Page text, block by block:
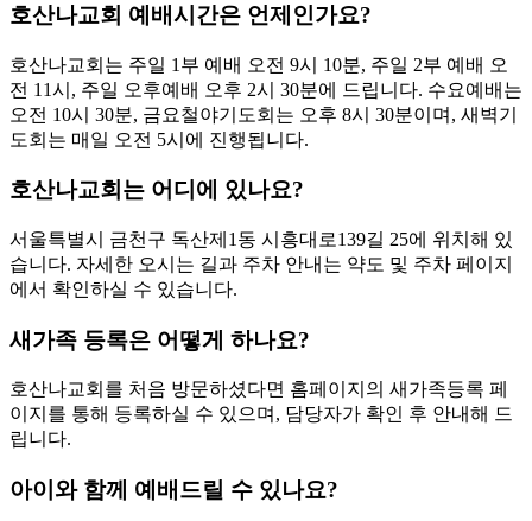
호산나교회 예배시간은 언제인가요?
호산나교회는 주일 1부 예배 오전 9시 10분, 주일 2부 예배 오
전 11시, 주일 오후예배 오후 2시 30분에 드립니다. 수요예배는
오전 10시 30분, 금요철야기도회는 오후 8시 30분이며, 새벽기
도회는 매일 오전 5시에 진행됩니다.
호산나교회는 어디에 있나요?
서울특별시 금천구 독산제1동 시흥대로139길 25에 위치해 있
습니다. 자세한 오시는 길과 주차 안내는 약도 및 주차 페이지
에서 확인하실 수 있습니다.
새가족 등록은 어떻게 하나요?
호산나교회를 처음 방문하셨다면 홈페이지의 새가족등록 페
이지를 통해 등록하실 수 있으며, 담당자가 확인 후 안내해 드
립니다.
아이와 함께 예배드릴 수 있나요?